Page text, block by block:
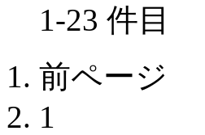
1-23 件目
前ページ
1